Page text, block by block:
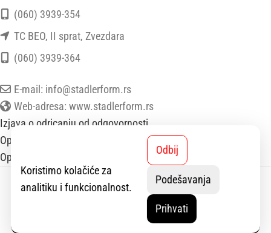
(060) 3939-354
TC BEO, II sprat, Zvezdara
(060) 3939-364
E-mail: info@stadlerform.rs
Web-adresa: www.stadlerform.rs
Izjava o odricanju od odgovornosti
Opšti uslovi poslovanja
Opšti uslovi prodaje
StadlerForm 2025 SVA PRAVA ZADRŽANA.
Koristimo kolačiće za
analitiku i funkcionalnost.
Odbij
Podešavanja
Prihvati